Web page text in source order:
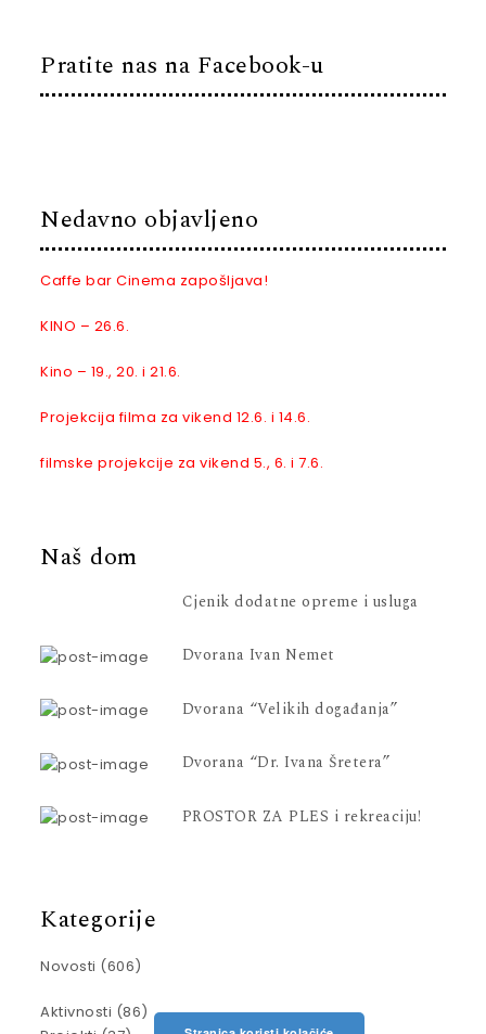
Pratite nas na Facebook-u
Nedavno objavljeno
Caffe bar Cinema zapošljava!
KINO – 26.6.
Kino – 19., 20. i 21.6.
Projekcija filma za vikend 12.6. i 14.6.
filmske projekcije za vikend 5., 6. i 7.6.
Naš dom
Cjenik dodatne opreme i usluga
Dvorana Ivan Nemet
Dvorana “Velikih događanja”
Dvorana “Dr. Ivana Šretera”
PROSTOR ZA PLES i rekreaciju!
Kategorije
Novosti (606)
Aktivnosti (86)